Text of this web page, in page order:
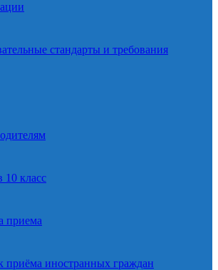
стандарты и требования
класс
приема
приёма иностранных граждан